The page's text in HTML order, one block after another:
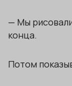
— Мы
конца.
Потом